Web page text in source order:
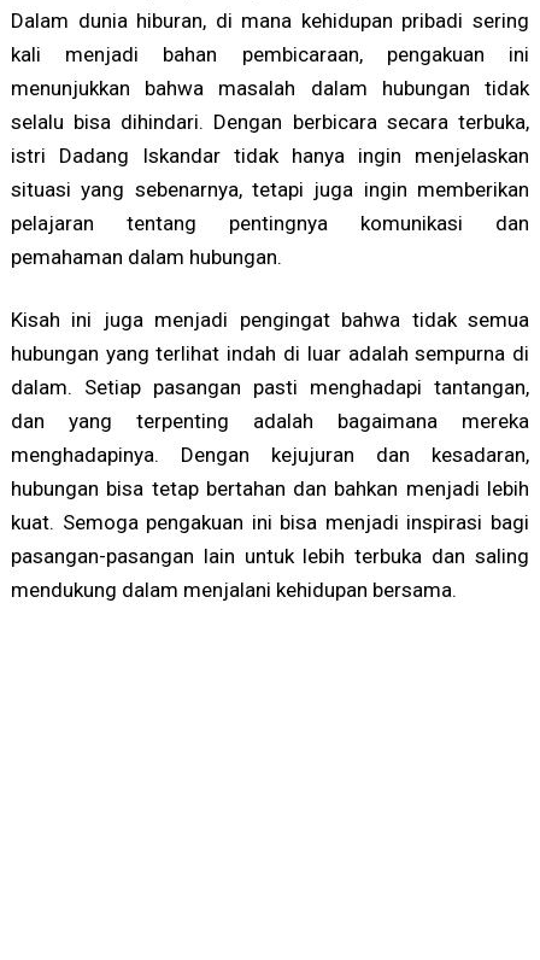
Dalam dunia hiburan, di mana kehidupan pribadi sering
kali menjadi bahan pembicaraan, pengakuan ini
menunjukkan bahwa masalah dalam hubungan tidak
selalu bisa dihindari. Dengan berbicara secara terbuka,
istri Dadang Iskandar tidak hanya ingin menjelaskan
situasi yang sebenarnya, tetapi juga ingin memberikan
pelajaran tentang pentingnya komunikasi dan
pemahaman dalam hubungan.
Kisah ini juga menjadi pengingat bahwa tidak semua
hubungan yang terlihat indah di luar adalah sempurna di
dalam. Setiap pasangan pasti menghadapi tantangan,
dan yang terpenting adalah bagaimana mereka
menghadapinya. Dengan kejujuran dan kesadaran,
hubungan bisa tetap bertahan dan bahkan menjadi lebih
kuat. Semoga pengakuan ini bisa menjadi inspirasi bagi
pasangan-pasangan lain untuk lebih terbuka dan saling
mendukung dalam menjalani kehidupan bersama.